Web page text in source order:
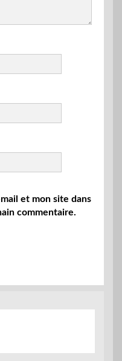
et mon site dans
commentaire.